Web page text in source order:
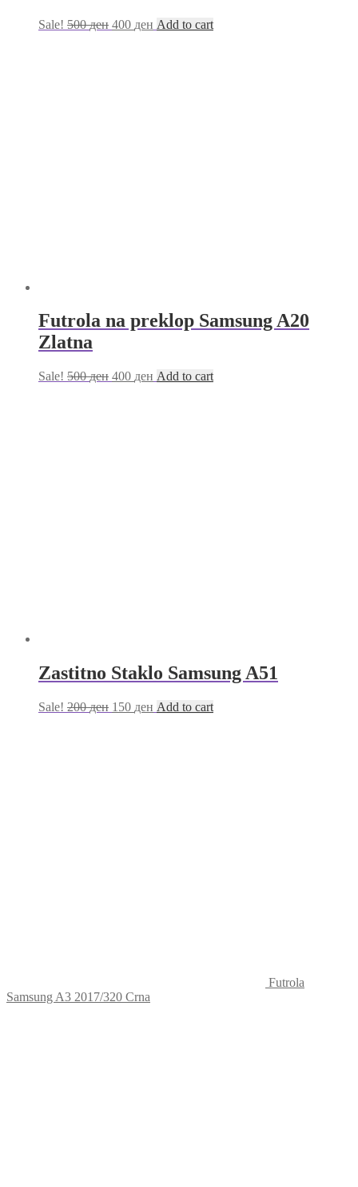
Sale! 500ден 400 ден Add to cart
Futrola na preklop Samsung A20
Zlatna
Sale! 500ден 400 ден Add to cart
Zastitno Staklo Samsung A51
Sale! 200ден 150 ден Add to cart
Futrola
Samsung A3 2017/320 Crna